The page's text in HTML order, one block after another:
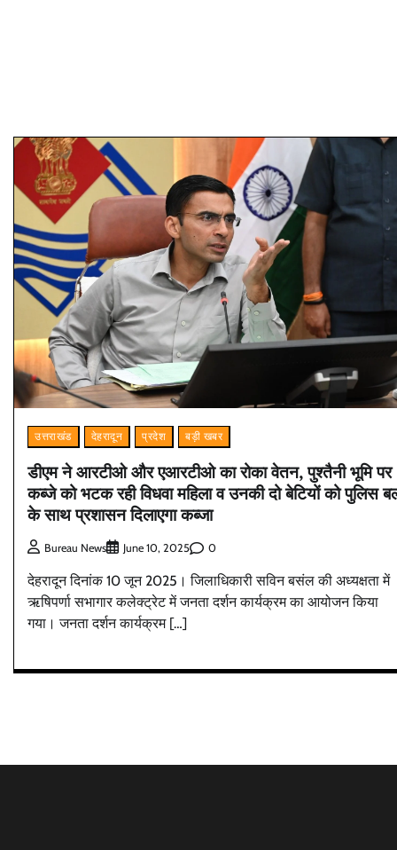
उत्तराखंड देहरादून प्रदेश बड़ी खबर
डीएम ने आरटीओ और एआरटीओ का रोका वेतन, पुश्तैनी भूमि पर
कब्जे को भटक रही विधवा महिला व उनकी दो बेटियों को पुलिस
के साथ प्रशासन दिलाएगा कब्जा
Bureau News June 10, 2025 0
देहरादून दिनांक 10 जून 2025। जिलाधिकारी सविन बसंल की अध्यक्षता में
ऋषिपर्णा सभागार कलेक्ट्रेट में जनता दर्शन कार्यक्रम का आयोजन किया
गया। जनता दर्शन कार्यक्रम […]